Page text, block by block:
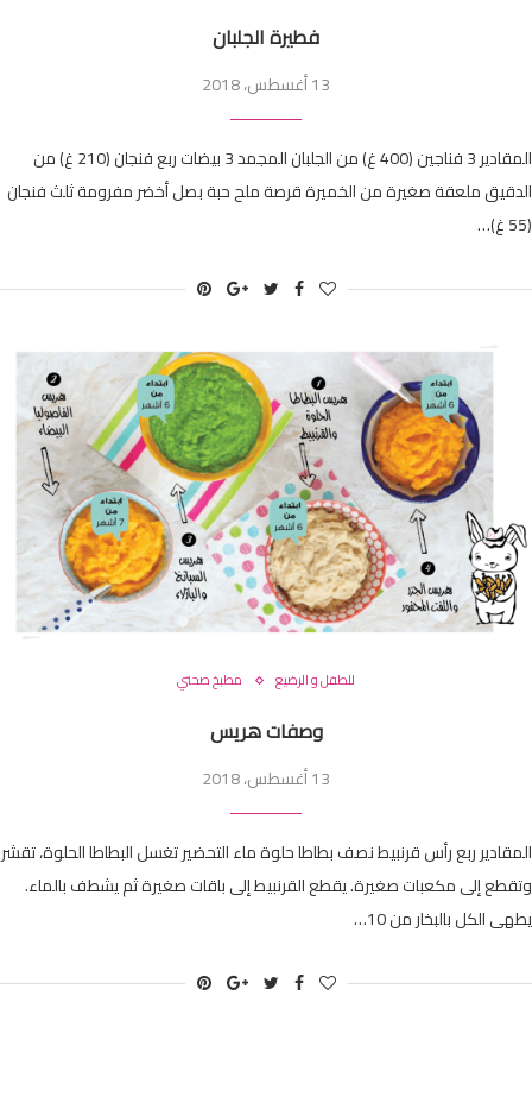
فطيرة الجلبان
13 أغسطس، 2018
المقادير 3 فناجين (400 غ) من الجلبان المجمد 3 بيضات ربع فنجان (210 غ) من
الدقيق ملعقة صغيرة من الخميرة قرصة ملح حبة بصل أخضر مفرومة ثلث فنجان
(55 غ)…
للطفل و الرضيع مطبخ صحتي
وصفات هريس
13 أغسطس، 2018
المقادير ربع رأس قرنبيط نصف بطاطا حلوة ماء التحضير تغسل البطاطا الحلوة، تقشر
وتقطع إلى مكعبات صغيرة. يقطع القرنبيط إلى باقات صغيرة ثم يشطف بالماء.
يطهى الكل بالبخار من 10…